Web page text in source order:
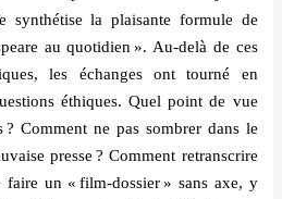
synthétise la plaisante formule de
au quotidien ». Au-delà de ces
les échanges ont tourné en
éthiques. Quel point de vue
? Comment ne pas sombrer dans le
presse ? Comment retranscrire
faire un «film-dossier»sans axe, y